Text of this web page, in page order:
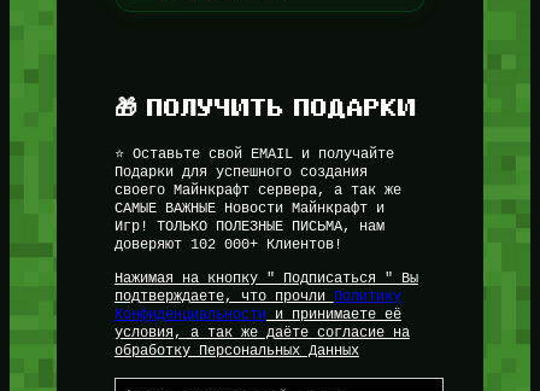
🎁 ПОЛУЧИТЬ ПОДАРКИ
⭐ Оставьте свой EMAIL и получайте
Подарки для успешного создания
своего Майнкрафт сервера, а так же
САМЫЕ ВАЖНЫЕ Новости Майнкрафт и
Игр! ТОЛЬКО ПОЛЕЗНЫЕ ПИСЬМА, нам
доверяют 102 000+ Клиентов!
Нажимая на кнопку " Подписаться " Вы
подтверждаете, что прочли Политику
Конфиденциальностии принимаете её
условия, а так же даёте согласие на
обработку Персональных Данных